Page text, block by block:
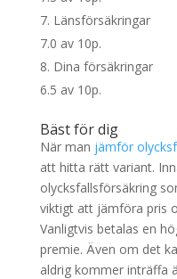
Länsförsäkringar
7.0 av 10p.
Dina försäkringar
6.5 av 10p.
Bäst för dig
När man jämför
att hitta rätt variant.
olycksfallsförsäkring
viktigt att jämföra pris
Vanligtvis betalas en
premie. Även om det
aldrig kommer inträffa